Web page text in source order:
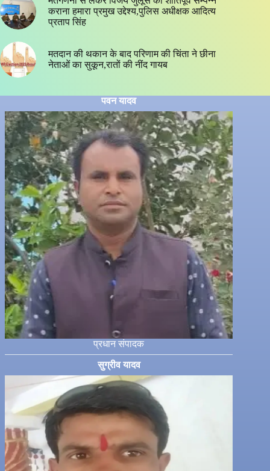
कराना हमारा प्रमुख उद्देश्य,पुलिस अधीक्षक आदित्य
प्रताप सिंह
मतदान की थकान के बाद परिणाम की चिंता ने छीना
नेताओं का सुकून,रातों की नींद गायब
पवन यादव
प्रधान संपादक
सुग्रीव यादव